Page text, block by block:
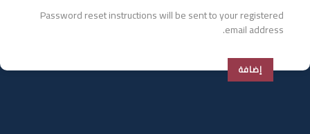
Password reset instructions will be sent to your registered
email address.